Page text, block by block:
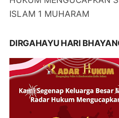
ISLAM 1 MUHARAM
DIRGAHAYU HARI